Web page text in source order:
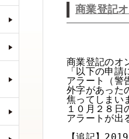
商業登記
商業登記のオ
「以下の申
アラート（警
外字があった
焦ってしまい
１０月２８日
アラートが出